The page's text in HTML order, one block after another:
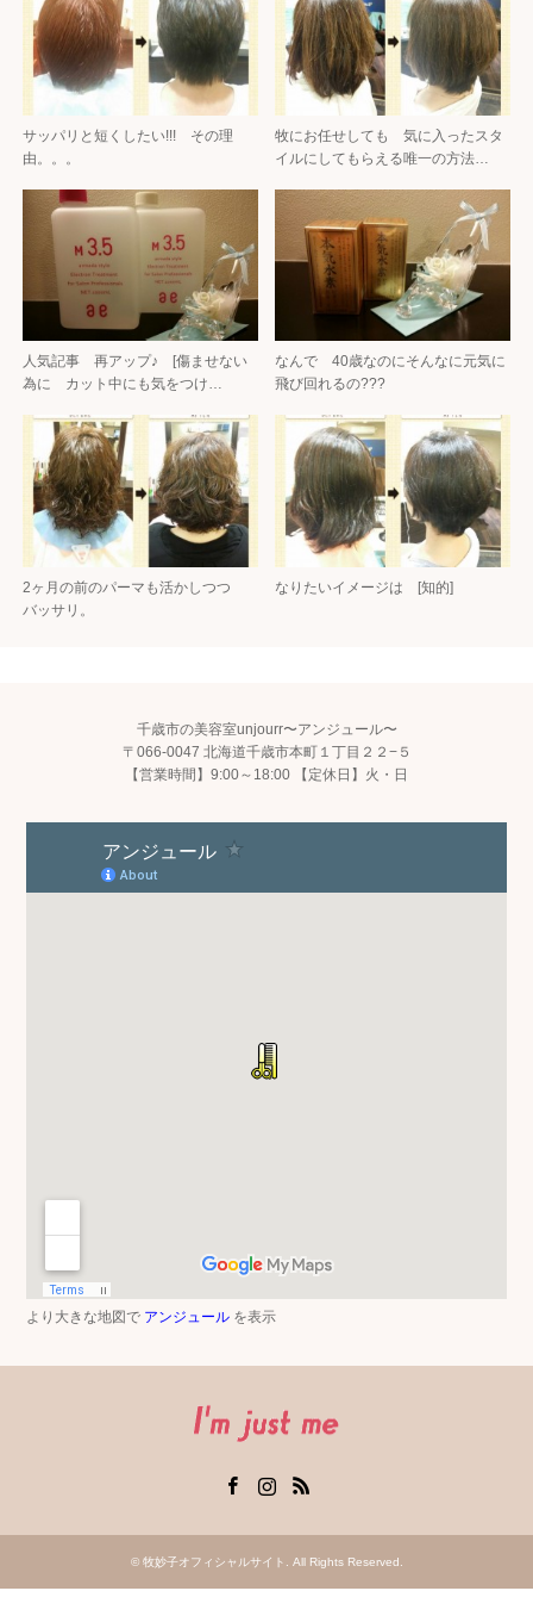
サッパリと短くしたい!!! その理
由。。。
牧にお任せしても 気に入ったスタ
イルにしてもらえる唯一の方法…
人気記事 再アップ♪ [傷ませない
為に カット中にも気をつけ…
なんで 40歳なのにそんなに元気に
飛び回れるの???
2ヶ月の前のパーマも活かしつつ
バッサリ。
なりたいイメージは [知的]
千歳市の美容室unjourr〜アンジュール〜
〒066-0047 北海道千歳市本町１丁目２２−５
【営業時間】9:00～18:00 【定休日】火・日
より大きな地図で アンジュール を表示
© 牧妙子オフィシャルサイト . All Rights Reserved.